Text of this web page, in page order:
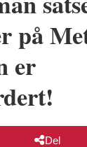
på
er
Del